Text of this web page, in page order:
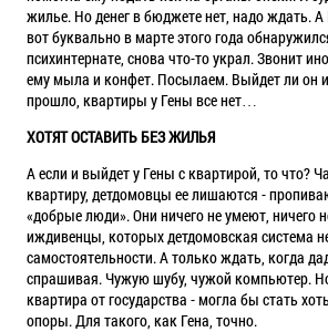
жилье. Но денег в бюджете нет, надо ждать. А
вот буквально в марте этого года
психинтернате, снова что-то украл. Звонит
ему мыла и конфет. Посылаем. Выйдет ли он
прошло, квартиры у Гены все нет…
ХОТЯТ ОСТАВИТЬ БЕЗ ЖИЛЬЯ
А если и выйдет у Гены с квартирой, то что?
квартиру, детдомовцы ее лишаются -
«добрые люди». Они ничего не умеют, ничего
иждивенцы, которых детдомовская система
самостоятельности. А только ждать, когда
спрашивая. Чужую шубу, чужой компьютер.
квартира от государства - могла бы стать
опоры. Для такого, как Гена, точно.